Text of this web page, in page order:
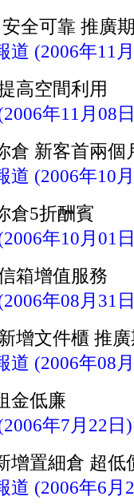
全可靠 推廣
道 (2006年11
高空間利用
年11月08
倉 新客首兩個
道 (2006年10
倉5折酬賓
年10月01
箱增值服務
年08月31
增文件櫃 推
道 (2006年08
金低廉
年7月22日)
增置細倉 超低
道 (2006年6月